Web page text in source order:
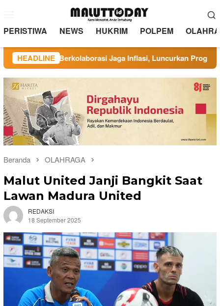
kontenMobile
PERISTIWA NEWS HUKRIM POLPEM
HEADLINE
Berkolaborasi Jaga Inflasi, Luncurkan Program Rindang
Beranda OLAHRAGA
Malut United Janji Bangkit Saat
Lawan Madura United
REDAKSI
18 September 2025